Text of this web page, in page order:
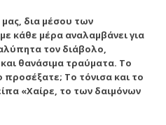
μας, δια μέσου των
κάθε μέρα αναλαμβάνει για
τον διάβολο,
θανάσιμα τραύματα. Το
Το τόνισα και το
«Χαίρε, το των δαιμόνων